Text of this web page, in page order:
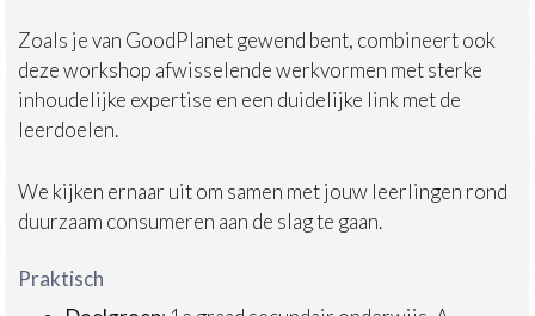
Zoals je van GoodPlanet gewend bent, combineert ook
deze workshop afwisselende werkvormen met sterke
inhoudelijke expertise en een duidelijke link met de
leerdoelen.
We kijken ernaar uit om samen met jouw leerlingen rond
duurzaam consumeren aan de slag te gaan.
Praktisch